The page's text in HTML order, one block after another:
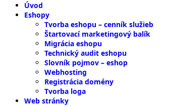
Úvod
Eshopy
Tvorba eshopu – cenník služieb
Štartovací marketingový balík
Migrácia eshopu
Technický audit eshopu
Slovník pojmov – eshop
Webhosting
Registrácia domény
Tvorba loga
Web stránky